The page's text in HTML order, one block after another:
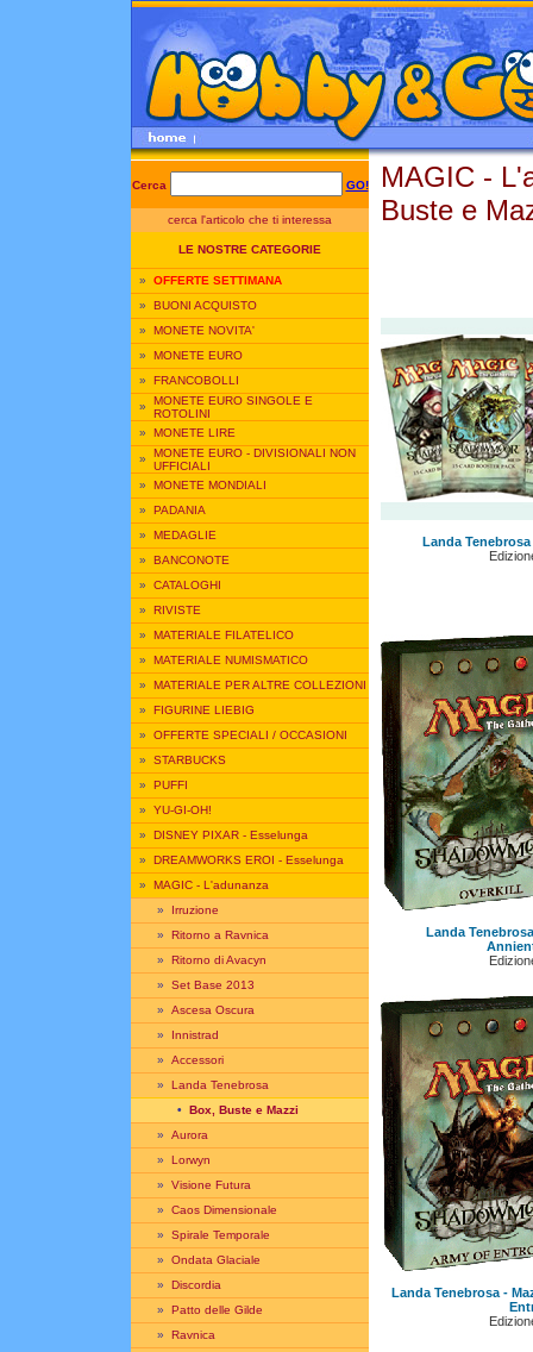
Cerca GO!
cerca l'articolo che ti interessa
LE NOSTRE CATEGORIE
» OFFERTE SETTIMANA
» BUONI ACQUISTO
» MONETE NOVITA'
» MONETE EURO
» FRANCOBOLLI
» MONETE EURO SINGOLE E
ROTOLINI
» MONETE LIRE
» MONETE EURO - DIVISIONALI NON
UFFICIALI
» MONETE MONDIALI
» PADANIA
» MEDAGLIE
» BANCONOTE
» CATALOGHI
» RIVISTE
» MATERIALE FILATELICO
» MATERIALE NUMISMATICO
» MATERIALE PER ALTRE COLLEZIONI
» FIGURINE LIEBIG
» OFFERTE SPECIALI / OCCASIONI
» STARBUCKS
» PUFFI
» YU-GI-OH!
» DISNEY PIXAR - Esselunga
» DREAMWORKS EROI - Esselunga
» MAGIC - L'adunanza
» Irruzione
» Ritorno a Ravnica
» Ritorno di Avacyn
» Set Base 2013
» Ascesa Oscura
» Innistrad
» Accessori
» Landa Tenebrosa
• Box, Buste e Mazzi
» Aurora
» Lorwyn
» Visione Futura
» Caos Dimensionale
» Spirale Temporale
» Ondata Glaciale
» Discordia
» Patto delle Gilde
» Ravnica
MAGIC -
Buste e
Landa
Landa
Landa Tenebrosa -